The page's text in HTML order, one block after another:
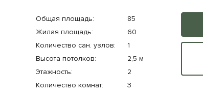
Общая площадь:
85
Жилая площадь:
60
Количество cан. узлов:
1
Высота потолков:
2,5 м
Этажность:
2
Количество комнат:
3